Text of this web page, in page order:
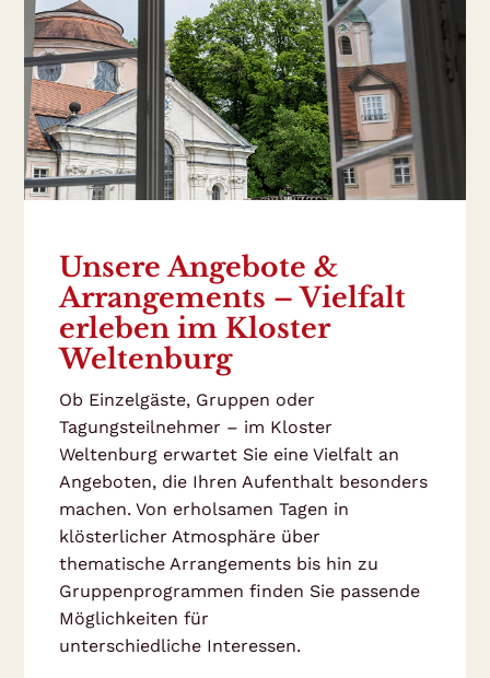
Unsere Angebote &
Arrangements – Vielfalt
erleben im Kloster
Weltenburg
Ob Einzelgäste, Gruppen oder
Tagungsteilnehmer – im Kloster
Weltenburg erwartet Sie eine Vielfalt an
Angeboten, die Ihren Aufenthalt besonders
machen. Von erholsamen Tagen in
klösterlicher Atmosphäre über
thematische Arrangements bis hin zu
Gruppenprogrammen finden Sie passende
Möglichkeiten für
unterschiedliche Interessen.